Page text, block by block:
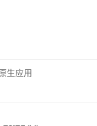
生应用